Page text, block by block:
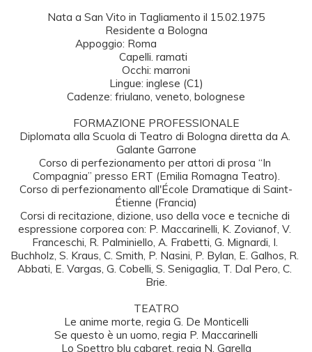
Nata a San Vito in Tagliamento il 15.02.1975
Residente a Bologna
Appoggio: Roma
Capelli. ramati
Occhi: marroni
Lingue: inglese (C1)
Cadenze: friulano, veneto, bolognese
FORMAZIONE PROFESSIONALE
Diplomata alla Scuola di Teatro di Bologna diretta da A.
Galante Garrone
Corso di perfezionamento per attori di prosa “In
Compagnia” presso ERT (Emilia Romagna Teatro).
Corso di perfezionamento all'École Dramatique di Saint-
Étienne (Francia)
Corsi di recitazione, dizione, uso della voce e tecniche di
espressione corporea con: P. Maccarinelli, K. Zovianof, V.
Franceschi, R. Palminiello, A. Frabetti, G. Mignardi, I.
Buchholz, S. Kraus, C. Smith, P. Nasini, P. Bylan, E. Galhos, R.
Abbati, E. Vargas, G. Cobelli, S. Senigaglia, T. Dal Pero, C.
Brie.
TEATRO
Le anime morte, regia G. De Monticelli
Se questo è un uomo, regia P. Maccarinelli
Lo Spettro blu cabaret, regia N. Garella